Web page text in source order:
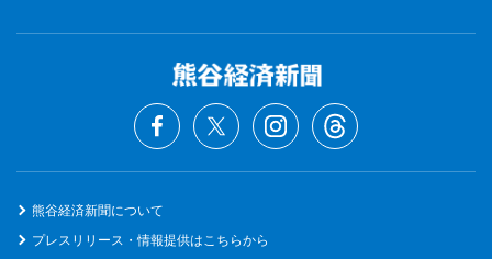
熊谷経済新聞について
プレスリリース・情報提供はこちらから